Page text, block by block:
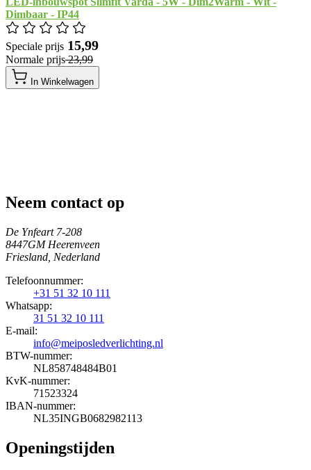
Dimbaar - IP44
Speciale prijs ​ 15,99
Normale prijs​ 23,99
In Winkelwagen
Neem contact op
De Ynfeart 7-208
8447GM Heerenveen
Friesland, Nederland
Telefoonnummer:
+31 51 32 10 111
Whatsapp:
31 51 32 10 111
E-mail:
info@meiposledverlichting.nl
BTW-nummer:
NL858748484B01
KvK-nummer:
71523324
IBAN-nummer:
NL35INGB0682982113
Openingstijden